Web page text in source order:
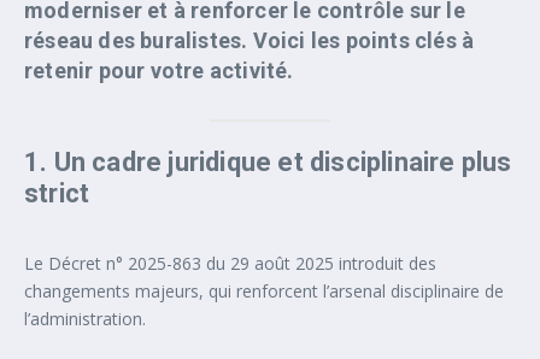
moderniser et à renforcer le contrôle sur le
réseau des buralistes. Voici les points clés à
retenir pour votre activité.
1. Un cadre juridique et disciplinaire plus
strict
Le Décret n° 2025-863 du 29 août 2025 introduit des
changements majeurs, qui renforcent l’arsenal disciplinaire de
l’administration.